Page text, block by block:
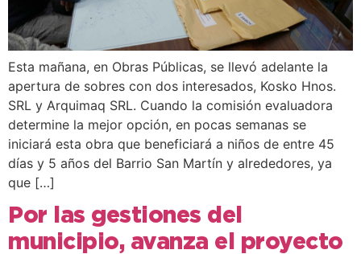
Esta mañana, en Obras Públicas, se llevó adelante la
apertura de sobres con dos interesados, Kosko Hnos.
SRL y Arquimaq SRL. Cuando la comisión evaluadora
determine la mejor opción, en pocas semanas se
iniciará esta obra que beneficiará a niños de entre 45
días y 5 años del Barrio San Martín y alrededores, ya
que […]
Por las gestiones del
municipio, avanza el proyecto